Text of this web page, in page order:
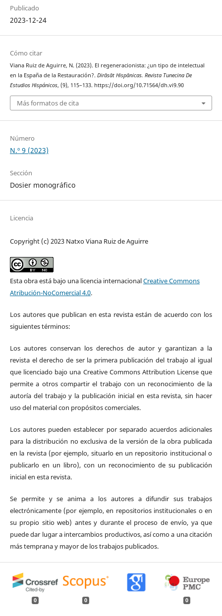
Publicado
2023-12-24
Cómo citar
Viana Ruiz de Aguirre, N. (2023). El regeneracionista: ¿un tipo de intelectual
en la España de la Restauración?. Dirāsāt Hispānicas. Revista Tunecina De
Estudios Hispánicos, (9), 115–133. https://doi.org/10.71564/dh.vi9.90
Más formatos de cita
Número
N.º 9 (2023)
Sección
Dosier monográfico
Licencia
Copyright (c) 2023 Natxo Viana Ruiz de Aguirre
Esta obra está bajo una licencia internacionalCreative Commons
Atribución-NoComercial 4.0.
Los autores que publican en esta revista están de acuerdo con los
siguientes términos:
Los autores conservan los derechos de autor y garantizan a la
revista el derecho de ser la primera publicación del trabajo al igual
que licenciado bajo una Creative Commons Attribution License que
permite a otros compartir el trabajo con un reconocimiento de la
autoría del trabajo y la publicación inicial en esta revista, sin hacer
uso del material con propósitos comerciales.
Los autores pueden establecer por separado acuerdos adicionales
para la distribución no exclusiva de la versión de la obra publicada
en la revista (por ejemplo, situarlo en un repositorio institucional o
publicarlo en un libro), con un reconocimiento de su publicación
inicial en esta revista.
Se permite y se anima a los autores a difundir sus trabajos
electrónicamente (por ejemplo, en repositorios institucionales o en
su propio sitio web) antes y durante el proceso de envío, ya que
puede dar lugar a intercambios productivos, así como a una citación
más temprana y mayor de los trabajos publicados.
0 0 0